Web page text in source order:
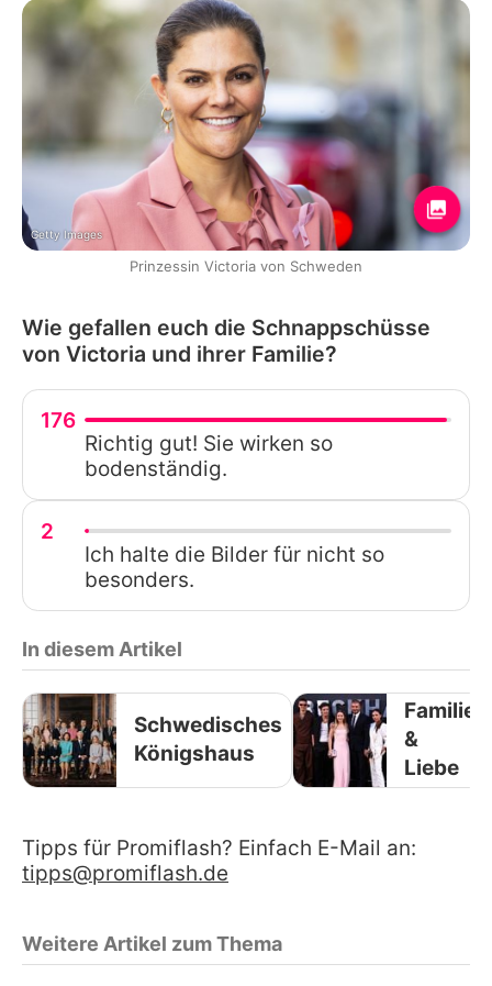
Getty Images
Prinzessin Victoria von Schweden
Wie gefallen euch die Schnappschüsse
von Victoria und ihrer Familie?
176
Richtig gut! Sie wirken so
bodenständig.
2
Ich halte die Bilder für nicht so
besonders.
In diesem Artikel
Schwedisches
Königshaus
Familie
&
Liebe
Tipps für Promiflash? Einfach E-Mail an:
tipps@promiflash.de
Weitere Artikel zum Thema